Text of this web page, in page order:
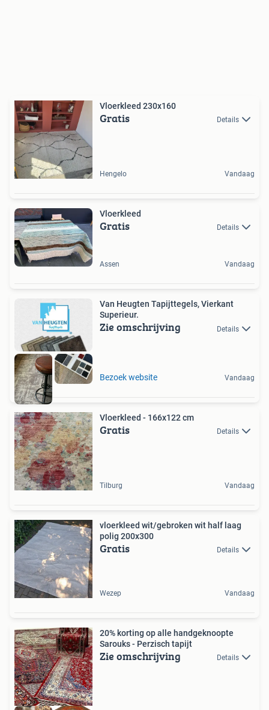
Vloerkleed 230x160
Gratis Details
Hengelo Vandaag
Vloerkleed
Gratis Details
Assen Vandaag
Van Heugten Tapijttegels, Vierkant
Superieur.
Zie omschrijving Details
Bezoek website Vandaag
Vloerkleed - 166x122 cm
Gratis Details
Tilburg Vandaag
vloerkleed wit/gebroken wit half laag
polig 200x300
Gratis Details
Wezep Vandaag
20% korting op alle handgeknoopte
Sarouks - Perzisch tapijt
Zie omschrijving Details